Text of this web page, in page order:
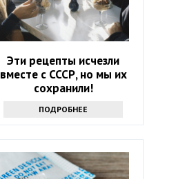
Эти рецепты исчезли
вместе с СССР, но мы их
сохранили!
ПОДРОБНЕЕ